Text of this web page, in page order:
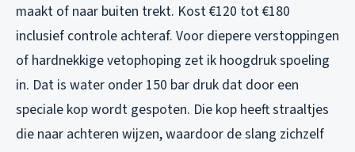
maakt of naar buiten trekt. Kost €120 tot €180
inclusief controle achteraf. Voor diepere verstoppingen
of hardnekkige vetophoping zet ik hoogdruk spoeling
in. Dat is water onder 150 bar druk dat door een
speciale kop wordt gespoten. Die kop heeft straaltjes
die naar achteren wijzen, waardoor de slang zichzelf